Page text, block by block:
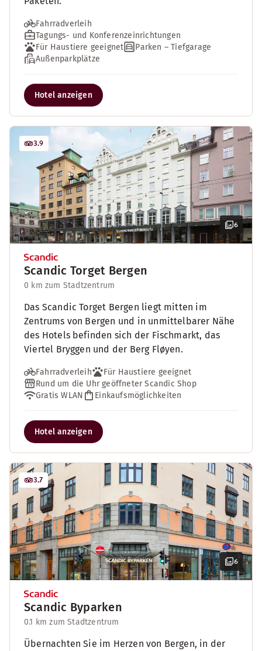
Fahrradverleih
Tagungs- und Konferenzeinrichtungen
Für Haustiere geeignet
Parken – Tiefgarage
Außenparkplätze
Hotel anzeigen
6
3.9
Scandic Torget Bergen
0 km zum Stadtzentrum
Das Scandic Torget Bergen liegt mitten im
Zentrums von Bergen und in unmittelbarer Nähe
des Hotels befinden sich der Fischmarkt, das
Viertel Bryggen und der Berg Fløyen.
Fahrradverleih
Für Haustiere geeignet
Rund um die Uhr geöffneter Scandic Shop
Gratis WLAN
Einkaufsmöglichkeiten
Hotel anzeigen
6
3.7
Scandic Byparken
0.1 km zum Stadtzentrum
Übernachten Sie im Herzen von Bergen, in der